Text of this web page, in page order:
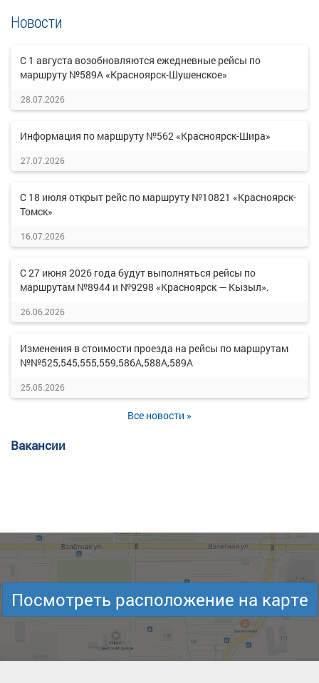
Новости
С 1 августа возобновляются ежедневные рейсы по
маршруту №589А «Красноярск-Шушенское»
28.07.2026
Информация по маршруту №562 «Красноярск-Шира»
27.07.2026
С 18 июля открыт рейс по маршруту №10821 «Красноярск-
Томск»
16.07.2026
С 27 июня 2026 года будут выполняться рейсы по
маршрутам №8944 и №9298 «Красноярск — Кызыл».
26.06.2026
Изменения в стоимости проезда на рейсы по маршрутам
№№525,545,555,559,586А,588А,589А
25.05.2026
Все новости »
Вакансии
Посмотреть расположение на карте